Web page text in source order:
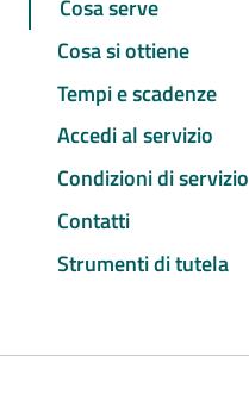
Cosa serve
Cosa si ottiene
Tempi e scadenze
Accedi al servizio
Condizioni di servizio
Contatti
Strumenti di tutela